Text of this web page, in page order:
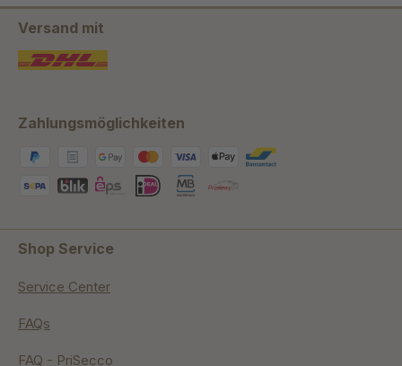
Versand mit
Zahlungsmöglichkeiten
Shop Service
Service Center
FAQs
FAQ - PriSecco